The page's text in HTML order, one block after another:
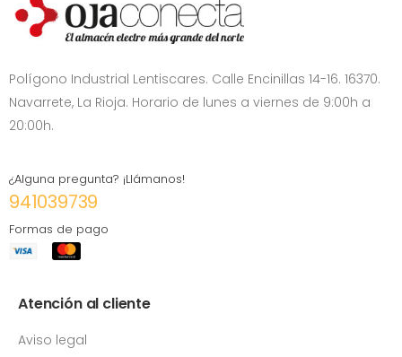
Polígono Industrial Lentiscares. Calle Encinillas 14-16. 16370.
Navarrete, La Rioja. Horario de lunes a viernes de 9:00h a
20:00h.
¿Alguna pregunta? ¡Llámanos!
941039739
Formas de pago
Atención al cliente
Aviso legal